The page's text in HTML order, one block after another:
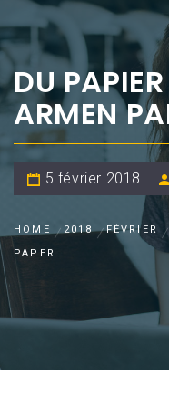
DU
ARMEN
5 février 2018
HOME 2018 FÉVRIER
PAPER